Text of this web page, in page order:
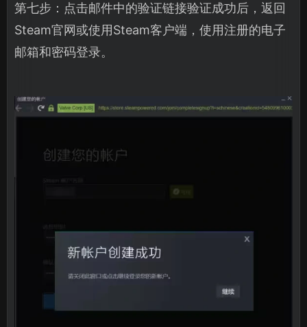
第七步：点击邮件中的验证链接验证成功后，返回
Steam官网或使用Steam客户端，使用注册的电子
邮箱和密码登录。